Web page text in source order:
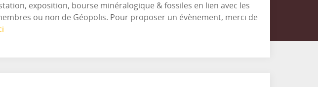
exposition, bourse minéralogique & fossiles en lien avec les
ou non de Géopolis. Pour proposer un évènement, merci de